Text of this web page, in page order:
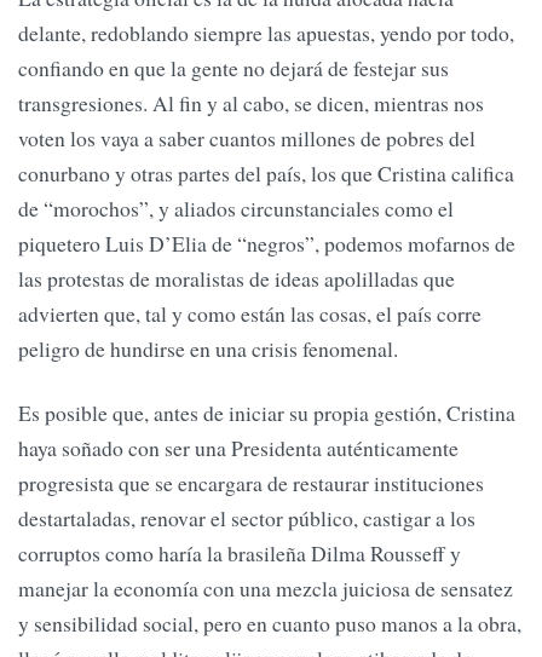
delante, redoblando siempre las apuestas, yendo por todo,
confiando en que la gente no dejará de festejar sus
transgresiones. Al fin y al cabo, se dicen, mientras nos
voten los vaya a saber cuantos millones de pobres del
conurbano y otras partes del país, los que Cristina califica
de “morochos”, y aliados circunstanciales como el
piquetero Luis D’Elia de “negros”, podemos mofarnos de
las protestas de moralistas de ideas apolilladas que
advierten que, tal y como están las cosas, el país corre
peligro de hundirse en una crisis fenomenal.
Es posible que, antes de iniciar su propia gestión, Cristina
haya soñado con ser una Presidenta auténticamente
progresista que se encargara de restaurar instituciones
destartaladas, renovar el sector público, castigar a los
corruptos como haría la brasileña Dilma Rousseff y
manejar la economía con una mezcla juiciosa de sensatez
y sensibilidad social, pero en cuanto puso manos a la obra,